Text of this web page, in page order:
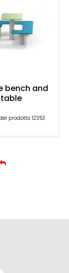
bench and
table
prodotto 12353